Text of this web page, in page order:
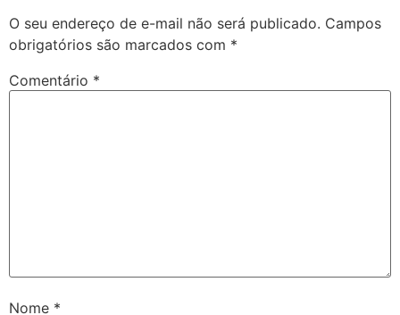
O seu endereço de e-mail não será publicado. Campos
obrigatórios são marcados com *
Comentário *
Nome *